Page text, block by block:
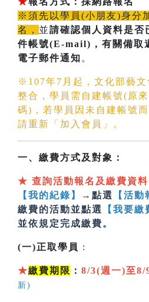
※須先以學員(小朋友)身分
名， 並請確認個人資料是否
件帳號(E-mail) ，有關備取
電子郵件通知 。
※107年7月起，文化部藝文
整合，學員需自建帳號(原
碼)，若學員因未自建帳號
請重新「加入會員」。
一、繳費方式及對象：
★ 查詢活動報名及繳費資料
【我的紀錄】
→點選 【活動
繳費的活動並點選
【我要繳
並依規定完成繳費。
(一)正取學員 :
★繳費期限 ： 8/3(週一)至8/
新)